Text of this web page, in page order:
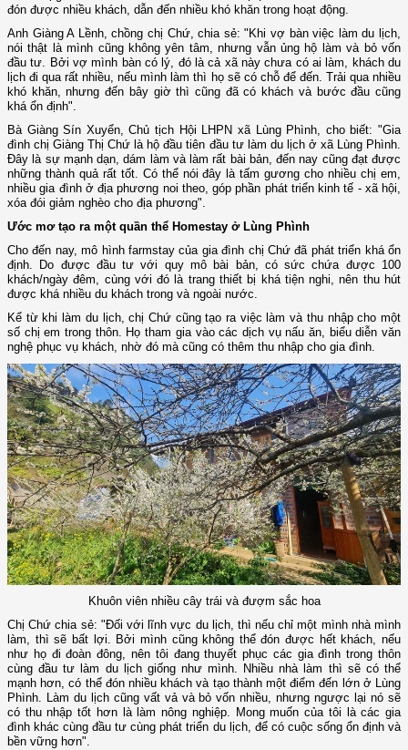
đón được nhiều khách, dẫn đến nhiều khó khăn trong hoạt động.
Anh Giàng A Lềnh, chồng chị Chứ, chia sẻ: "Khi vợ bàn việc làm du lịch,
nói thật là mình cũng không yên tâm, nhưng vẫn ủng hộ làm và bỏ vốn
đầu tư. Bởi vợ mình bàn có lý, đó là cả xã này chưa có ai làm, khách du
lịch đi qua rất nhiều, nếu mình làm thì họ sẽ có chỗ để đến. Trải qua nhiều
khó khăn, nhưng đến bây giờ thì cũng đã có khách và bước đầu cũng
khá ổn định".
Bà Giàng Sín Xuyển, Chủ tịch Hội LHPN xã Lùng Phình, cho biết: "Gia
đình chị Giàng Thị Chứ là hộ đầu tiên đầu tư làm du lịch ở xã Lùng Phình.
Đây là sự mạnh dạn, dám làm và làm rất bài bản, đến nay cũng đạt được
những thành quả rất tốt. Có thể nói đây là tấm gương cho nhiều chị em,
nhiều gia đình ở địa phương noi theo, góp phần phát triển kinh tế - xã hội,
xóa đói giảm nghèo cho địa phương".
Ước mơ tạo ra một quần thể Homestay ở Lùng Phình
Cho đến nay, mô hình farmstay của gia đình chị Chứ đã phát triển khá ổn
định. Do được đầu tư với quy mô bài bản, có sức chứa được 100
khách/ngày đêm, cùng với đó là trang thiết bị khá tiện nghi, nên thu hút
được khá nhiều du khách trong và ngoài nước.
Kể từ khi làm du lịch, chị Chứ cũng tạo ra việc làm và thu nhập cho một
số chị em trong thôn. Họ tham gia vào các dịch vụ nấu ăn, biểu diễn văn
nghệ phục vụ khách, nhờ đó mà cũng có thêm thu nhập cho gia đình.
Khuôn viên nhiều cây trái và đượm sắc hoa
Chị Chứ chia sẻ: "Đối với lĩnh vực du lịch, thì nếu chỉ một mình nhà mình
làm, thì sẽ bất lợi. Bởi mình cũng không thể đón được hết khách, nếu
như họ đi đoàn đông, nên tôi đang thuyết phục các gia đình trong thôn
cùng đầu tư làm du lịch giống như mình. Nhiều nhà làm thì sẽ có thể
mạnh hơn, có thể đón nhiều khách và tạo thành một điểm đến lớn ở Lùng
Phình. Làm du lịch cũng vất vả và bỏ vốn nhiều, nhưng ngược lại nó sẽ
có thu nhập tốt hơn là làm nông nghiệp. Mong muốn của tôi là các gia
đình khác cùng đầu tư cùng phát triển du lịch, để có cuộc sống ổn định và
bền vững hơn".